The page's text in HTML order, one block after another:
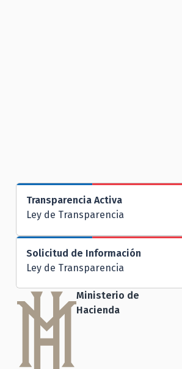
Transparencia Activa
Ley de Transparencia
Solicitud de Información
Ley de Transparencia
Ministerio de
Hacienda